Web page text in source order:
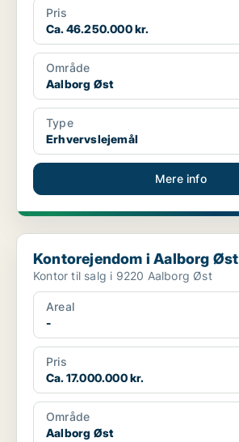
Pris
Ca. 46.250.000 kr.
Område
Aalborg Øst
Type
Erhvervslejemål
Mere info
Kontorejendom i Aalborg Øst
Kontorejendom i Aalborg Øst
Kontor til salg i 9220 Aalborg Øst
Areal
-
Pris
Ca. 17.000.000 kr.
Område
Aalborg Øst